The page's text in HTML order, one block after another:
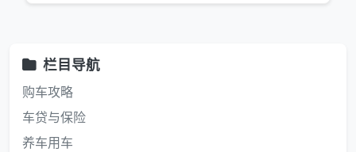
栏目导航
购车攻略
车贷与保险
养车用车